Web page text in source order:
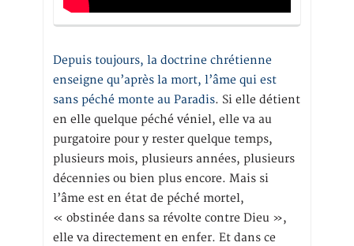
Depuis toujours, la doctrine chrétienne
enseigne qu’après la mort, l’âme qui est
sans péché monte au Paradis. Si elle détient
en elle quelque péché véniel, elle va au
purgatoire pour y rester quelque temps,
plusieurs mois, plusieurs années, plusieurs
décennies ou bien plus encore. Mais si
l’âme est en état de péché mortel,
« obstinée dans sa révolte contre Dieu »,
elle va directement en enfer. Et dans ce